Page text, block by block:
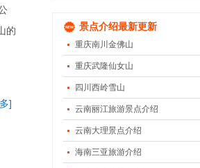
的
]
景点介绍最新更新
重庆南川金佛山
重庆武隆仙女山
四川西岭雪山
云南丽江旅游景点介绍
云南大理景点介绍
海南三亚旅游介绍